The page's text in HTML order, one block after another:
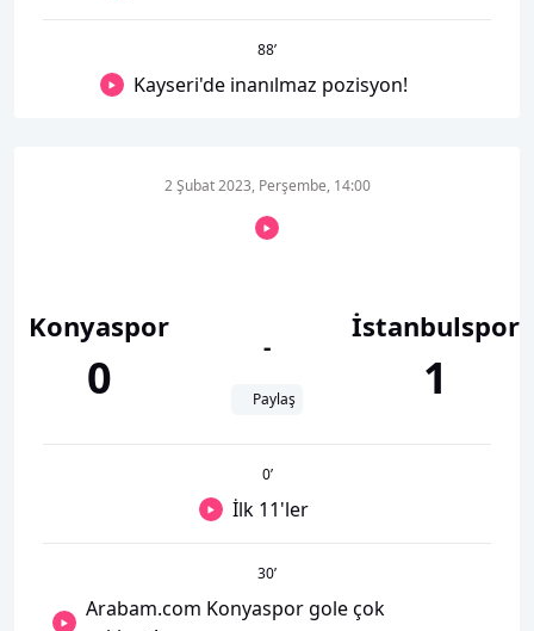
88’
Kayseri'de inanılmaz pozisyon!
Konyaspor
0
2 Şubat 2023, Perşembe, 14:00
-
Paylaş
İstanbulspor
1
0’
İlk 11'ler
30’
Arabam.com Konyaspor gole çok